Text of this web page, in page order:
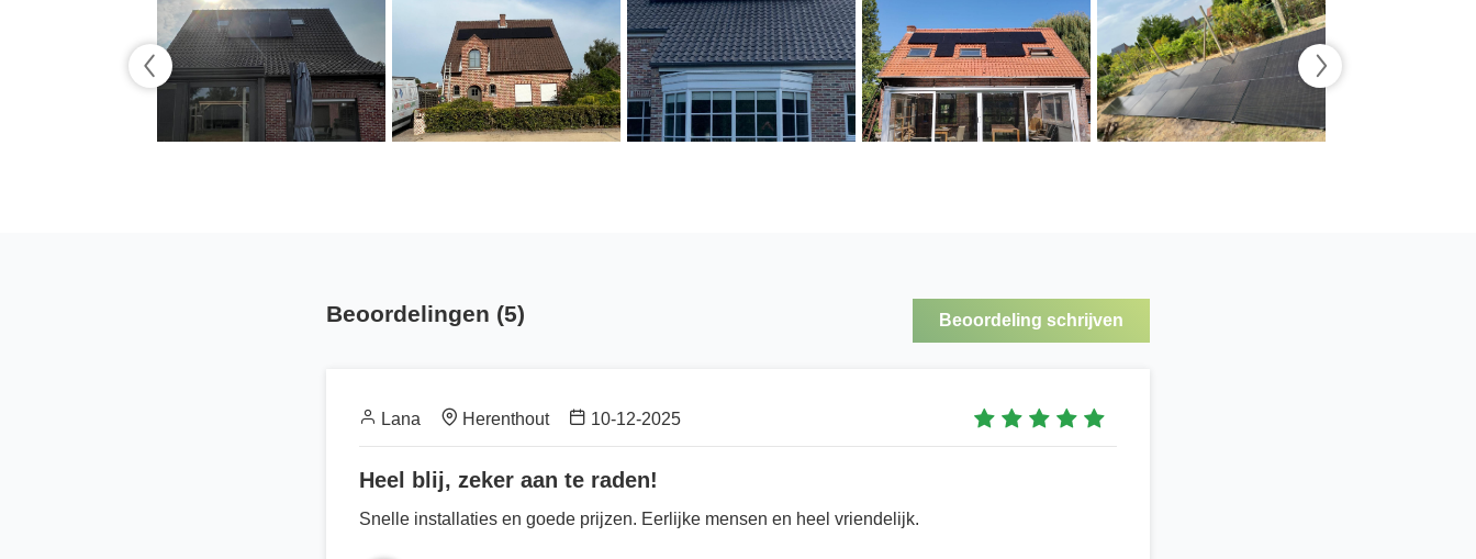
Beoordelingen (5) Beoordeling schrijven
Lana Herenthout 10-12-2025
Heel blij, zeker aan te raden!
Snelle installaties en goede prijzen. Eerlijke mensen en heel vriendelijk.